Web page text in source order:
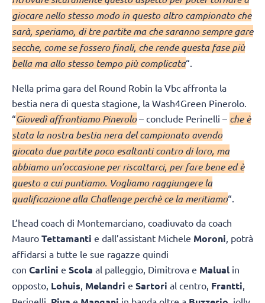
giocare nello stesso modo in questo altro campionato che
sarà, speriamo, di tre partite ma che saranno sempre gare
secche, come se fossero finali, che rende questa fase più
bella ma allo stesso tempo più complicata“.
Nella prima gara del Round Robin la Vbc affronta la
bestia nera di questa stagione, la Wash4Green Pinerolo.
“Giovedì affrontiamo Pinerolo– conclude Perinelli – che è
stata la nostra bestia nera del campionato avendo
giocato due partite poco esaltanti contro di loro, ma
abbiamo un’occasione per riscattarci, per fare bene ed è
questo a cui puntiamo. Vogliamo raggiungere la
qualificazione alla Challenge perchè ce la meritiamo“.
L’head coach di Montemarciano, coadiuvato da coach
Mauro Tettamanti e dall’assistant Michele Moroni, potrà
affidarsi a tutte le sue ragazze quindi
con Carlini e Scola al palleggio, Dimitrova e Malual in
opposto, Lohuis, Melandri e Sartori al centro, Frantti,